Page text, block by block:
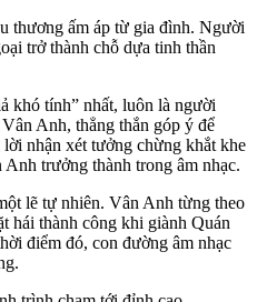
thương ấm áp từ gia đình. Người
trở thành chỗ dựa tinh thần
khó tính” nhất, luôn là người
Anh, thẳng thắn góp ý để
nhận xét tưởng chừng khắt khe
trưởng thành trong âm nhạc.
lẽ tự nhiên. Vân Anh từng theo
hái thành công khi giành Quán
điểm đó, con đường âm nhạc